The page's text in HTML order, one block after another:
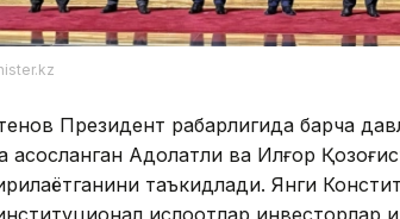
Президент раҳбарлигида барча
асосланган Адолатли ва Илғор
таъкидлади. Янги
ислоҳотлар